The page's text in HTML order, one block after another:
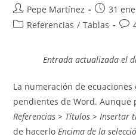
Autor
de
Pepe Martínez
de
31
Categoría
entrada:
Referencias / Tablas
Entrada actualizada el
La numeración de
pendientes de Word. Aunque
Referencias > Títulos > Insertar
de hacerloEncima de la